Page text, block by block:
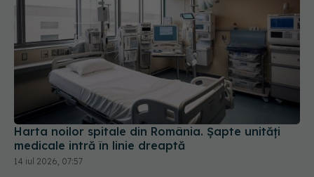
Harta noilor spitale din România. Șapte unități
medicale intră în linie dreaptă
14 iul 2026, 07:57